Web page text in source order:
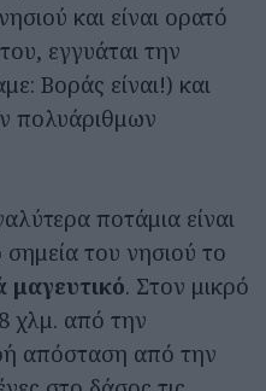
και είναι ορατό
εγγυάται την
Βοράς είναι!) και
πολυάριθμων
ποτάμια είναι
σημεία του νησιού το
μαγευτικό. Στον μικρό
χλμ. από την
απόσταση από την